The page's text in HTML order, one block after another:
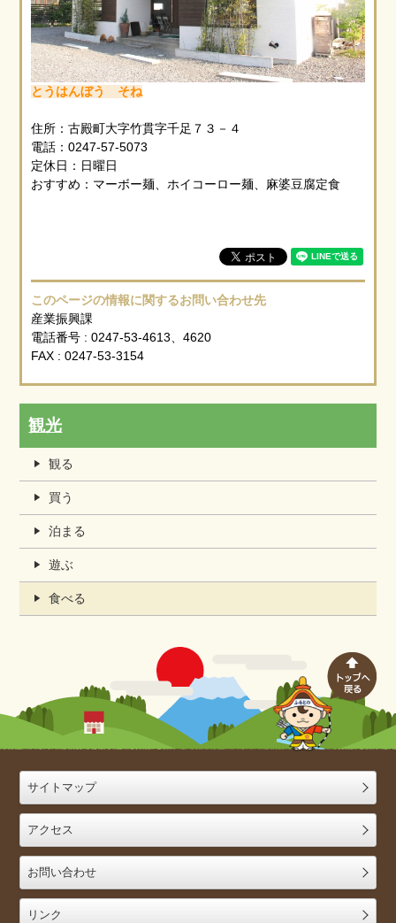
とうはんぼう そね
住所：古殿町大字竹貫字千足７３－４
電話：0247-57-5073
定休日：日曜日
おすすめ：マーボー麺、ホイコーロー麺、麻婆豆腐定食
このページの情報に関するお問い合わせ先
産業振興課
電話番号 : 0247-53-4613、4620
FAX : 0247-53-3154
観光
観る
買う
泊まる
遊ぶ
食べる
サイトマップ
アクセス
お問い合わせ
リンク